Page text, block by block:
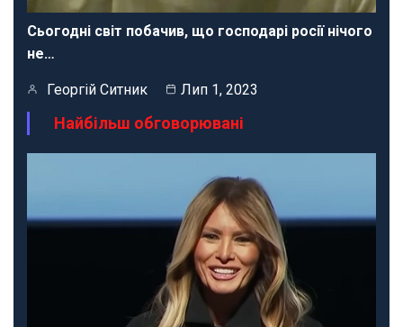
Сьогодні світ побачив, що господарі росії нічого
не…
Георгій Ситник Лип 1, 2023
Найбільш обговорювані